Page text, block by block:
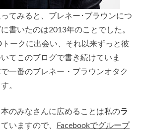
てみると、ブレネー･ブラウンにつ
書いたのは2013年のことでした。
ークに出会い、それ以来ずっと彼
てこのブログで書き続けていま
一番のブレネー・ブラウンオタク
。
のみなさんに広めることは私のラ
いますので、
Facebookでグループ